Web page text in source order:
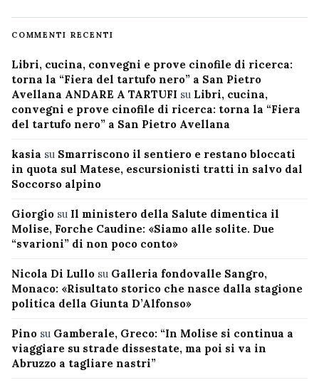
COMMENTI RECENTI
Libri, cucina, convegni e prove cinofile di ricerca:
torna la “Fiera del tartufo nero” a San Pietro
Avellana ANDARE A TARTUFI su Libri, cucina,
convegni e prove cinofile di ricerca: torna la “Fiera
del tartufo nero” a San Pietro Avellana
kasia su Smarriscono il sentiero e restano bloccati
in quota sul Matese, escursionisti tratti in salvo dal
Soccorso alpino
Giorgio su Il ministero della Salute dimentica il
Molise, Forche Caudine: «Siamo alle solite. Due
“svarioni” di non poco conto»
Nicola Di Lullo su Galleria fondovalle Sangro,
Monaco: «Risultato storico che nasce dalla stagione
politica della Giunta D’Alfonso»
Pino su Gamberale, Greco: “In Molise si continua a
viaggiare su strade dissestate, ma poi si va in
Abruzzo a tagliare nastri”